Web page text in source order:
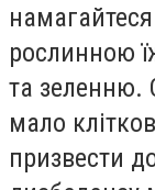
рослинною
та зеленню.
мало
призвести